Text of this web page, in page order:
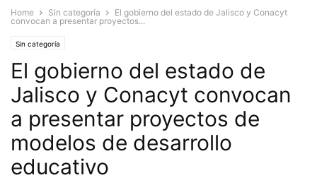
Home Sin categoría
El gobierno del estado de Jalisco y Conacyt
convocan a presentar proyectos...
Sin categoría
El gobierno del estado de
Jalisco y Conacyt convocan
a presentar proyectos de
modelos de desarrollo
educativo